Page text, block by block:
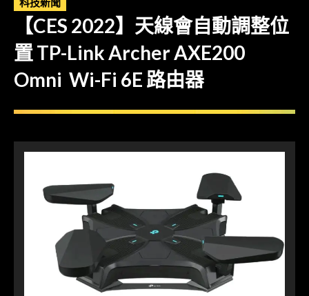
【CES 2022】天線會自動調整位
置 TP-Link Archer AXE200
Omni Wi-Fi 6E 路由器